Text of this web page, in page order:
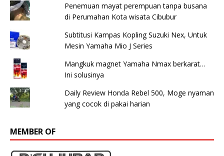
Penemuan mayat perempuan tanpa busana
di Perumahan Kota wisata Cibubur
Subtitusi Kampas Kopling Suzuki Nex, Untuk
Mesin Yamaha Mio J Series
Mangkuk magnet Yamaha Nmax berkarat…
Ini solusinya
Daily Review Honda Rebel 500, Moge nyaman
yang cocok di pakai harian
MEMBER OF